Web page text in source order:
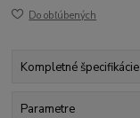
Do obľúbených
Kompletné špecifikácie
Parametre